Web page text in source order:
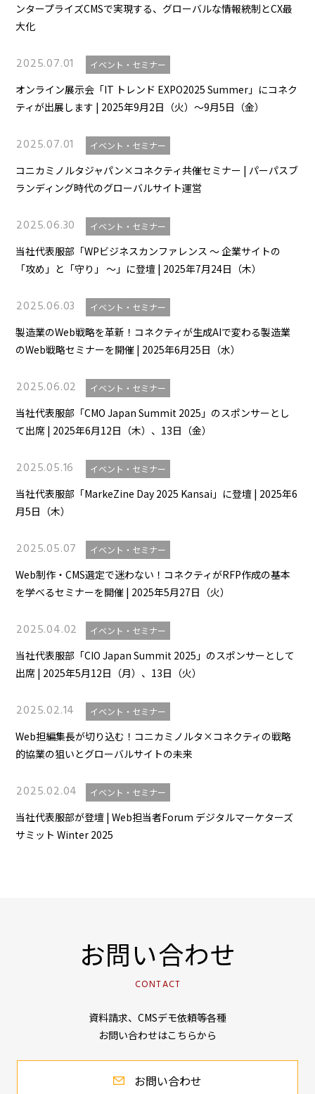
ンタープライズCMSで実現する、グローバルな情報統制とCX最
大化
2025.07.01 イベント・セミナー
オンライン展示会「IT トレンド EXPO2025 Summer」にコネク
ティが出展します | 2025年9月2日（火）～9月5日（金）
2025.07.01 イベント・セミナー
コニカミノルタジャパン×コネクティ共催セミナー | パーパスブ
ランディング時代のグローバルサイト運営
2025.06.30 イベント・セミナー
当社代表服部「WPビジネスカンファレンス ～ 企業サイトの
「攻め」と「守り」 ～」に登壇 | 2025年7月24日（木）
2025.06.03 イベント・セミナー
製造業のWeb戦略を革新！コネクティが生成AIで変わる製造業
のWeb戦略セミナーを開催 | 2025年6月25日（水）
2025.06.02 イベント・セミナー
当社代表服部「CMO Japan Summit 2025」のスポンサーとし
て出席 | 2025年6月12日（木）、13日（金）
2025.05.16 イベント・セミナー
当社代表服部「MarkeZine Day 2025 Kansai」に登壇 | 2025年6
月5日（木）
2025.05.07 イベント・セミナー
Web制作・CMS選定で迷わない！コネクティがRFP作成の基本
を学べるセミナーを開催 | 2025年5月27日（火）
2025.04.02 イベント・セミナー
当社代表服部「CIO Japan Summit 2025」のスポンサーとして
出席 | 2025年5月12日（月）、13日（火）
2025.02.14 イベント・セミナー
Web担編集長が切り込む！コニカミノルタ×コネクティの戦略
的協業の狙いとグローバルサイトの未来
2025.02.04 イベント・セミナー
当社代表服部が登壇 | Web担当者Forum デジタルマーケターズ
サミット Winter 2025
お問い合わせ
CONTACT
資料請求、CMSデモ依頼等各種
お問い合わせはこちらから
お問い合わせ